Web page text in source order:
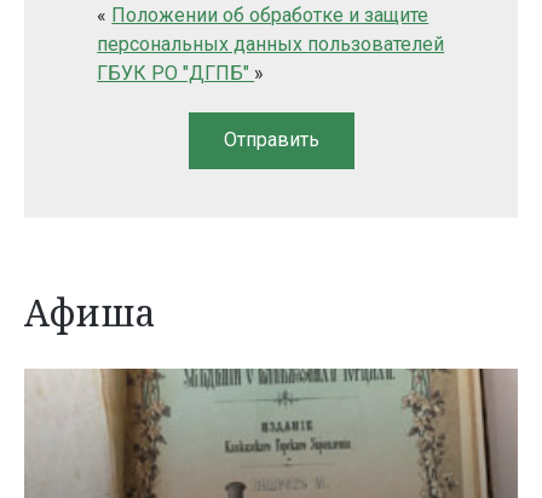
« Положении об обработке и защите
персональных данных пользователей
ГБУК РО "ДГПБ" »
Афиша